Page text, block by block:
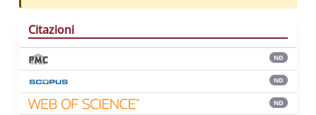
Citazioni
ND
ND
ND